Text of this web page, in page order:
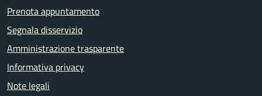
Prenota appuntamento
Segnala disservizio
Amministrazione trasparente
Informativa privacy
Note legali